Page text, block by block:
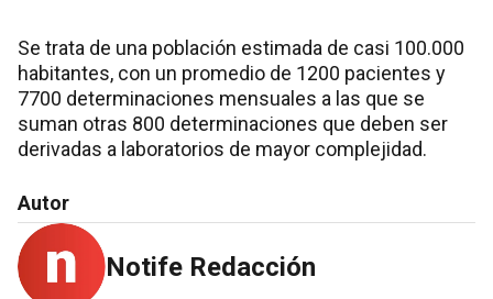
Se trata de una población estimada de casi 100.000
habitantes, con un promedio de 1200 pacientes y
7700 determinaciones mensuales a las que se
suman otras 800 determinaciones que deben ser
derivadas a laboratorios de mayor complejidad.
Autor
Notife Redacción